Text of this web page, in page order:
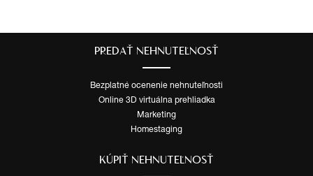
PREDAŤ NEHNUTEĽNOSŤ
Bezplatné ocenenie nehnuteľnosti
Online 3D virtuálna prehliadka
Marketing
Homestaging
KÚPIŤ NEHNUTEĽNOSŤ